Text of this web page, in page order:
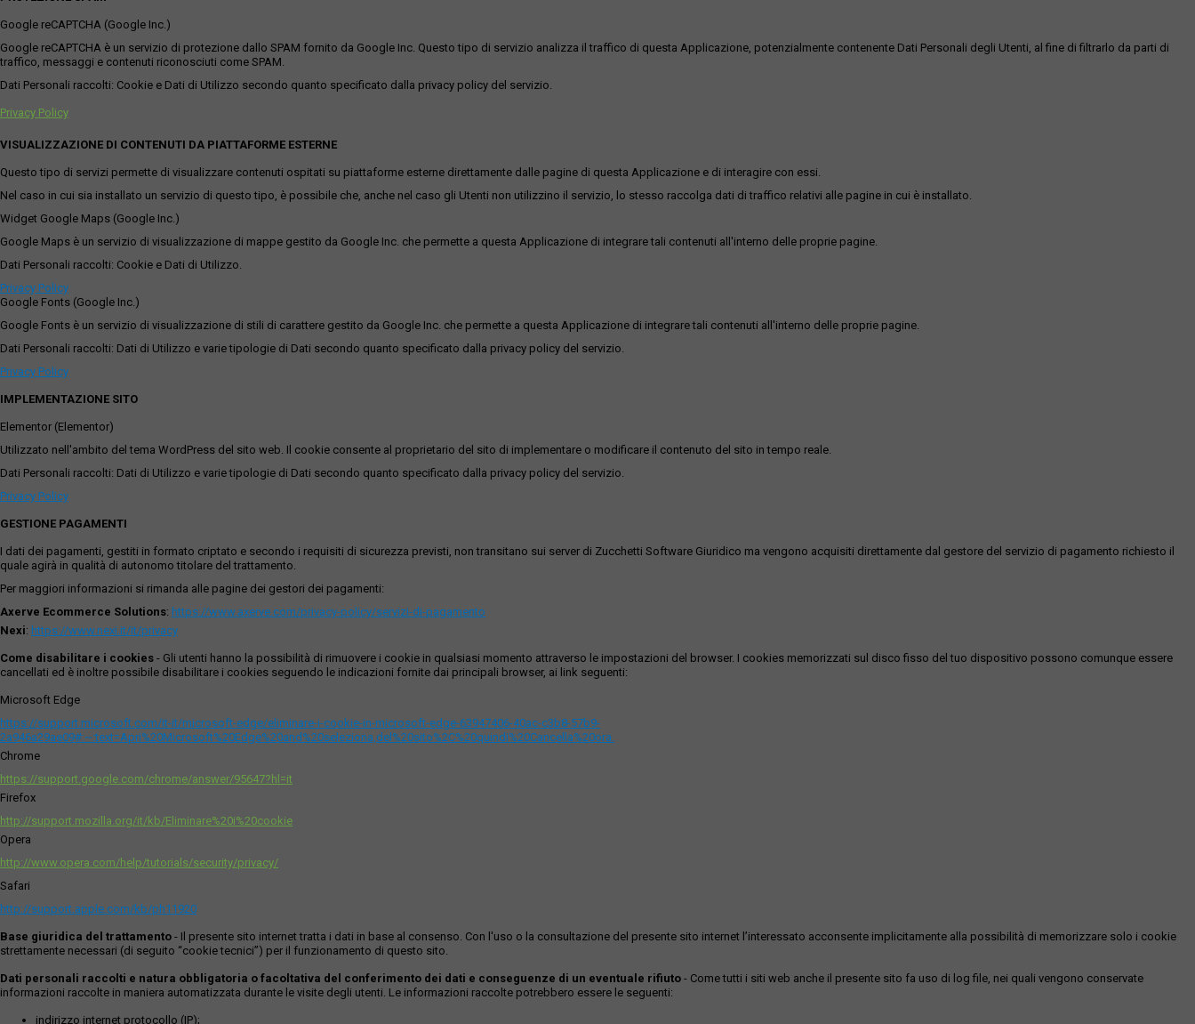
Google reCAPTCHA (Google Inc.)
Google reCAPTCHA è un servizio di protezione dallo SPAM fornito da Google Inc. Questo tipo di servizio analizza il traffico di questa Applicazione, potenzialmente contenente Dati Personali degli Utenti, al fine di filtrarlo da parti di
traffico, messaggi e contenuti riconosciuti come SPAM.
Dati Personali raccolti: Cookie e Dati di Utilizzo secondo quanto specificato dalla privacy policy del servizio.
Privacy Policy
VISUALIZZAZIONE DI CONTENUTI DA PIATTAFORME ESTERNE
Questo tipo di servizi permette di visualizzare contenuti ospitati su piattaforme esterne direttamente dalle pagine di questa Applicazione e di interagire con essi.
Nel caso in cui sia installato un servizio di questo tipo, è possibile che, anche nel caso gli Utenti non utilizzino il servizio, lo stesso raccolga dati di traffico relativi alle pagine in cui è installato.
Widget Google Maps (Google Inc.)
Google Maps è un servizio di visualizzazione di mappe gestito da Google Inc. che permette a questa Applicazione di integrare tali contenuti all'interno delle proprie pagine.
Dati Personali raccolti: Cookie e Dati di Utilizzo.
Privacy Policy
Google Fonts (Google Inc.)
Google Fonts è un servizio di visualizzazione di stili di carattere gestito da Google Inc. che permette a questa Applicazione di integrare tali contenuti all'interno delle proprie pagine.
Dati Personali raccolti: Dati di Utilizzo e varie tipologie di Dati secondo quanto specificato dalla privacy policy del servizio.
Privacy Policy
IMPLEMENTAZIONE SITO
Elementor (Elementor)
Utilizzato nell'ambito del tema WordPress del sito web. Il cookie consente al proprietario del sito di implementare o modificare il contenuto del sito in tempo reale.
Dati Personali raccolti: Dati di Utilizzo e varie tipologie di Dati secondo quanto specificato dalla privacy policy del servizio.
Privacy Policy
GESTIONE PAGAMENTI
I dati dei pagamenti, gestiti in formato criptato e secondo i requisiti di sicurezza previsti, non transitano sui server di Zucchetti Software Giuridico ma vengono acquisiti direttamente dal gestore del servizio di pagamento richiesto il
quale agirà in qualità di autonomo titolare del trattamento.
Per maggiori informazioni si rimanda alle pagine dei gestori dei pagamenti:
Axerve Ecommerce Solutions: https://www.axerve.com/privacy-policy/servizi-di-pagamento
Nexi: https://www.nexi.it/it/privacy
Come disabilitare i cookies - Gli utenti hanno la possibilità di rimuovere i cookie in qualsiasi momento attraverso le impostazioni del browser. I cookies memorizzati sul disco fisso del tuo dispositivo possono comunque essere
cancellati ed è inoltre possibile disabilitare i cookies seguendo le indicazioni fornite dai principali browser, ai link seguenti:
Microsoft Edge
https://support.microsoft.com/it-it/microsoft-edge/eliminare-i-cookie-in-microsoft-edge-63947406-40ac-c3b8-57b9-
2a946a29ae09#:~:text=Apri%20Microsoft%20Edge%20and%20seleziona,del%20sito%2C%20quindi%20Cancella%20ora.
Chrome
https://support.google.com/chrome/answer/95647?hl=it
Firefox
http://support.mozilla.org/it/kb/Eliminare%20i%20cookie
Opera
http://www.opera.com/help/tutorials/security/privacy/
Safari
http://support.apple.com/kb/ph11920
Base giuridica del trattamento - Il presente sito internet tratta i dati in base al consenso. Con l'uso o la consultazione del presente sito internet l’interessato acconsente implicitamente alla possibilità di memorizzare solo i cookie
strettamente necessari (di seguito “cookie tecnici”) per il funzionamento di questo sito.
Dati personali raccolti e natura obbligatoria o facoltativa del conferimento dei dati e conseguenze di un eventuale rifiuto - Come tutti i siti web anche il presente sito fa uso di log file, nei quali vengono conservate
informazioni raccolte in maniera automatizzata durante le visite degli utenti. Le informazioni raccolte potrebbero essere le seguenti:
indirizzo internet protocollo (IP);